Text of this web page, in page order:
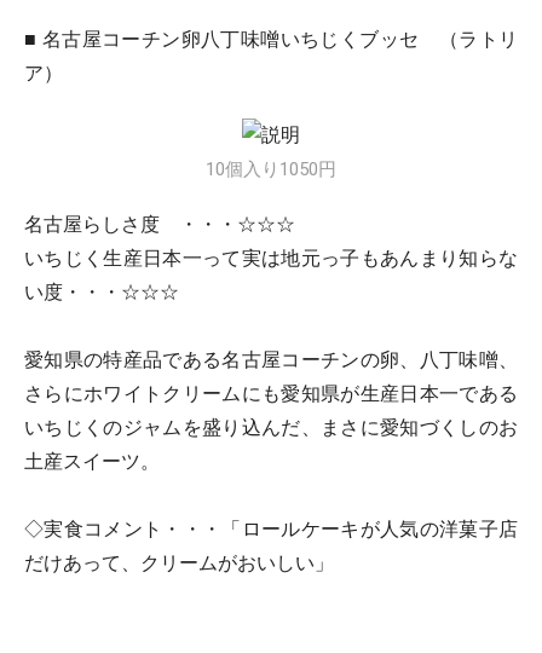
■ 名古屋コーチン卵八丁味噌いちじくブッセ （ラトリ
ア）
10個入り1050円
名古屋らしさ度 ・・・☆☆☆
いちじく生産日本一って実は地元っ子もあんまり知らな
い度・・・☆☆☆
愛知県の特産品である名古屋コーチンの卵、八丁味噌、
さらにホワイトクリームにも愛知県が生産日本一である
いちじくのジャムを盛り込んだ、まさに愛知づくしのお
土産スイーツ。
◇実食コメント・・・「ロールケーキが人気の洋菓子店
だけあって、クリームがおいしい」